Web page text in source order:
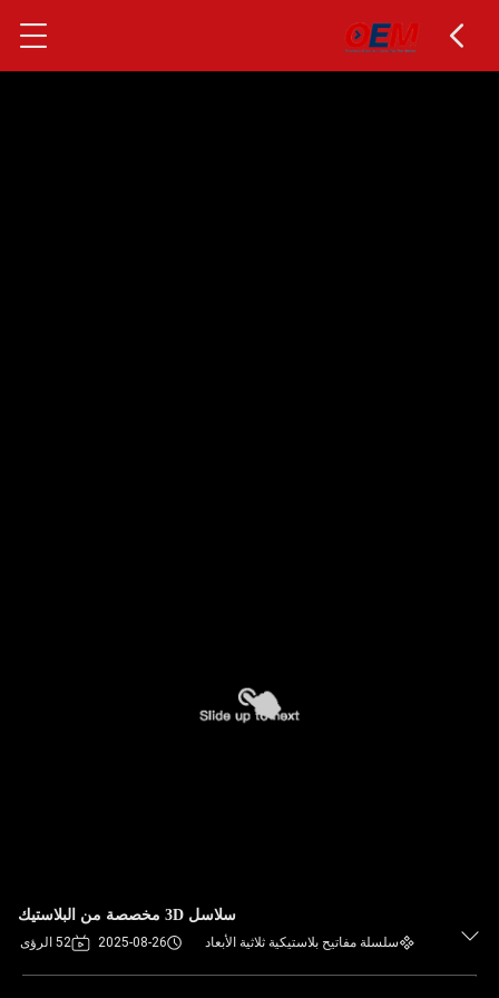
سلاسل 3D مخصصة من البلاستيك
سلسلة مفاتيح بلاستيكية ثلاثية الأبعاد 2025-08-26 52 الرؤى